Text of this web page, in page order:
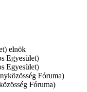
elnök
Egyesület)
Egyesület)
Fóruma)
Fóruma)